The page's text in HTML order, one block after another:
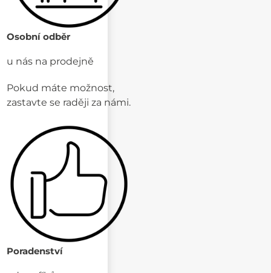
Osobní odběr
u nás na prodejně
Pokud máte možnost,
zastavte se raději za námi.
Poradenství